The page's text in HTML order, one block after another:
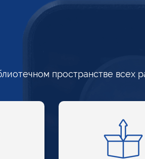
пространстве всех